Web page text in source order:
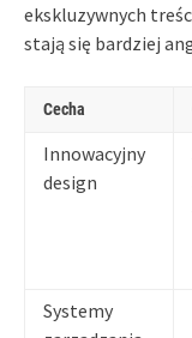
ekskluzywnych
stają się bardziej
Cecha
Innowacyjny
design
Systemy